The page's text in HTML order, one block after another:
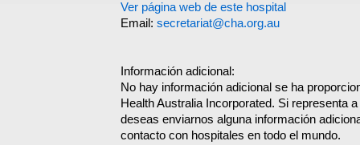
Ver página web de este hospital
Email: secretariat@cha.org.au
Información adicional:
No hay información adicional se ha
Health Australia Incorporated. Si representa
deseas enviarnos alguna información
contacto con hospitales en todo el mundo.